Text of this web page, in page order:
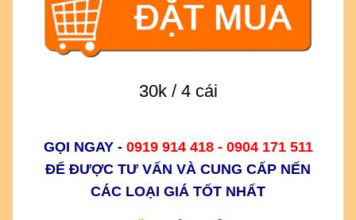
30k / 4 cái
GỌI NGAY - 0919 914 418 - 0904 171 511
ĐỂ ĐƯỢC TƯ VẤN VÀ CUNG CẤP NẾN
CÁC LOẠI GIÁ TỐT NHẤT